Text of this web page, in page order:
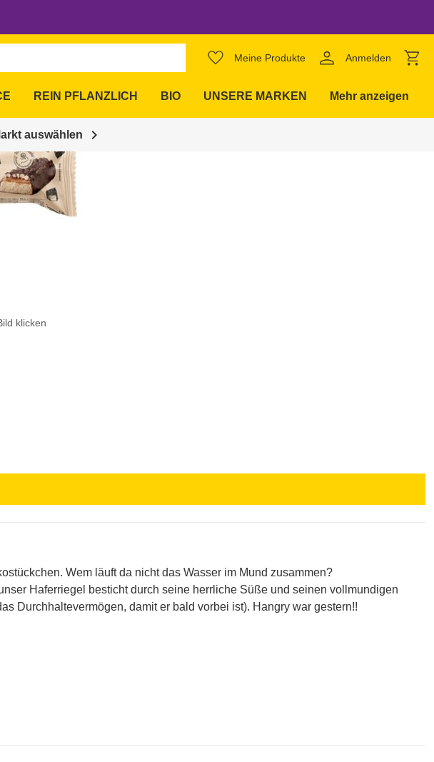
Meine Produkte Anmelden
REIN PFLANZLICH BIO UNSERE MARKEN Mehr anzeigen
auswählen chevron_right
favorite_border
klicken
Wem läuft da nicht das Wasser im Mund zusammen?
Haferriegel besticht durch seine herrliche Süße und seinen vollmundigen
Durchhaltevermögen, damit er bald vorbei ist). Hangry war gestern!!